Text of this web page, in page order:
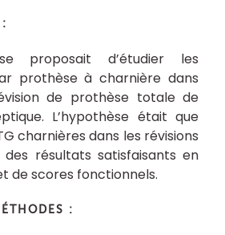
:
proposait d’étudier les
prothèse à charnière dans
de prothèse totale de
L’hypothèse était que
charnières dans les révisions
résultats satisfaisants en
de scores fonctionnels.
: